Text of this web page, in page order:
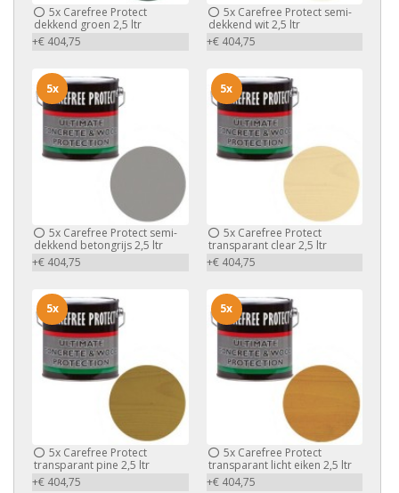
5x Carefree Protect
dekkend groen 2,5 ltr
+€ 404,75
5xCarefree Protect semi-
dekkend wit 2,5 ltr
+€ 404,75
5x Carefree Protect semi-
dekkend betongrijs 2,5 ltr
+€ 404,75
5x
5xCarefree Protect
transparant clear 2,5 ltr
+€ 404,75
5x
5x Carefree Protect
transparant pine 2,5 ltr
+€ 404,75
5x
5xCarefree Protect
transparant licht eiken 2,5 ltr
+€ 404,75
5x